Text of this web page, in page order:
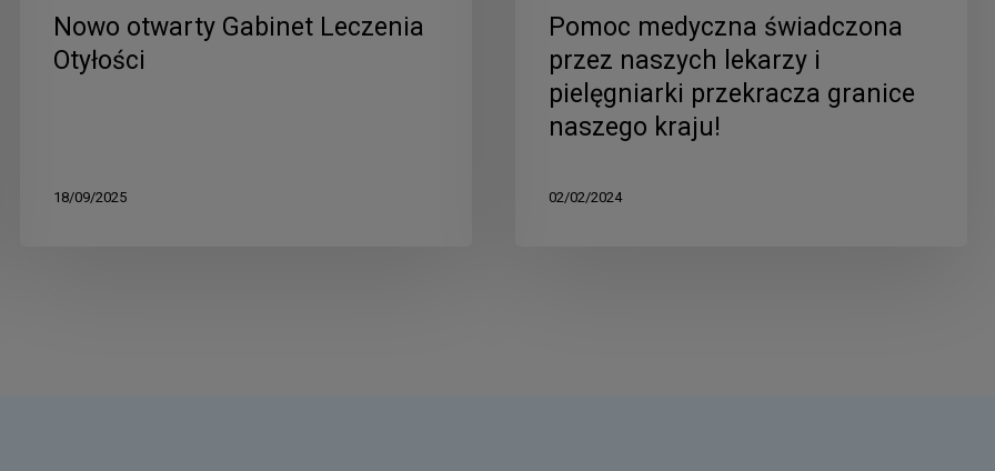
Nowo otwarty Gabinet Leczenia
Otyłości
18/09/2025
kraju!Pomoc medyczna świadczona
przez naszych lekarzy i
pielęgniarki przekracza granice
naszego kraju!
02/02/2024